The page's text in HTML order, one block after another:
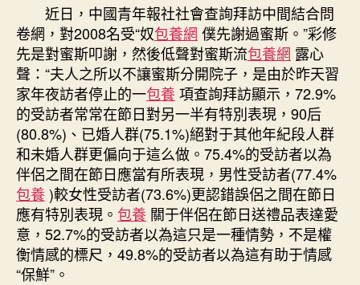
價
錢
一
半
有
特
別
表
現，
你
有
嗎？〉
中
近日，中國青年報社社會查詢拜訪中間結合問
卷網，對2008名受“奴包養網 僕先謝過蜜斯。”彩修
先是對蜜斯叩謝，然後低聲對蜜斯流包養網 露心
聲：“夫人之所以不讓蜜斯分開院子，是由於昨天習
家年夜訪者停止的一包養項查詢拜訪顯示，72.9%
的受訪者常常在節日對另一半有特別表現，90后
(80.8%)、已婚人群(75.1%)絕對于其他年紀段人群
和未婚人群更偏向于這么做。75.4%的受訪者以為
伴侶之間在節日應當有所表現，男性受訪者(77.4%
包養)較女性受訪者(73.6%)更認錯誤侶之間在節日
應有特別表現。 包養 關于伴侶在節日送禮品表達愛
意，52.7%的受訪者以為這只是一種情勢，不是權
衡情感的標尺，49.8%的受訪者以為這有助于情感
“保鮮”。